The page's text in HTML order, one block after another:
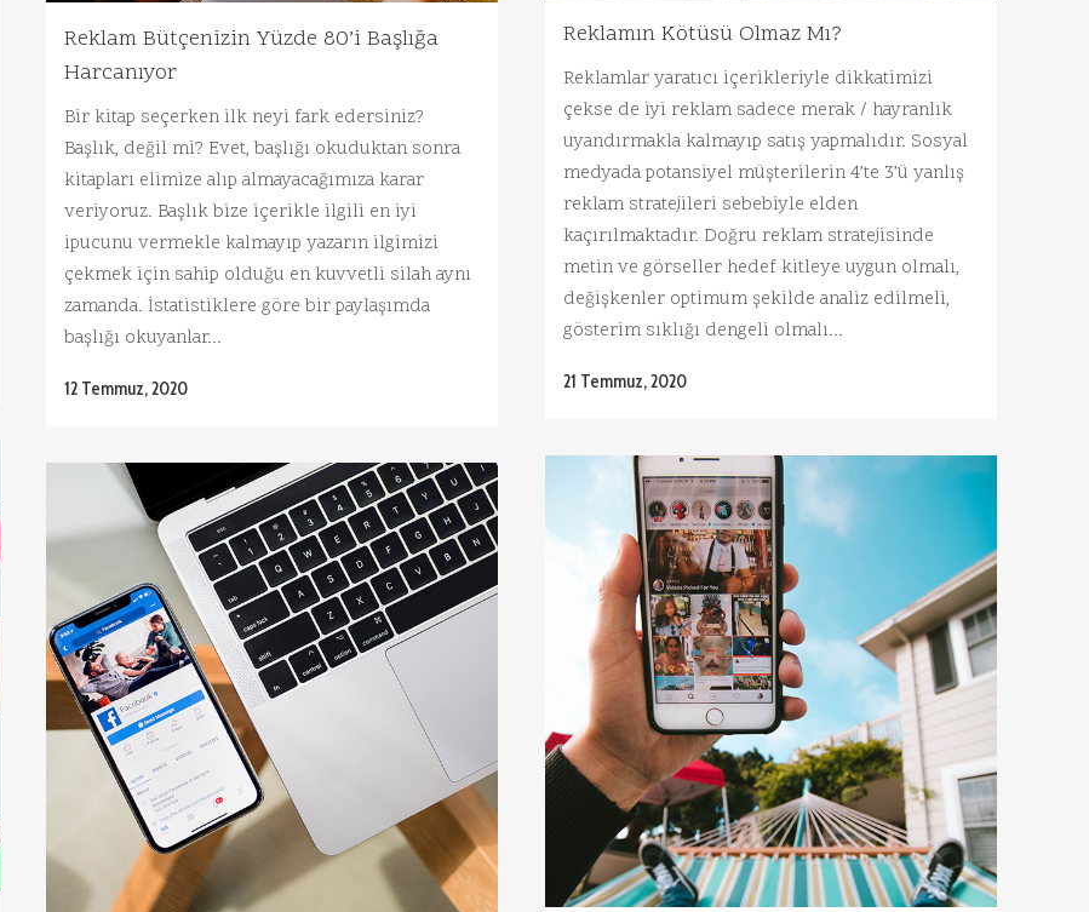
Reklamın Kötüsü Olmaz Mı?
Reklamlar yaratıcı içerikleriyle dikkatimizi
çekse de iyi reklam sadece merak / hayranlık
uyandırmakla kalmayıp satış yapmalıdır. Sosyal
medyada potansiyel müşterilerin 4’te 3’ü yanlış
reklam stratejileri sebebiyle elden
kaçırılmaktadır. Doğru reklam stratejisinde
metin ve görseller hedef kitleye uygun olmalı,
değişkenler optimum şekilde analiz edilmeli,
gösterim sıklığı dengeli olmalı...
21 Temmuz, 2020
Reklam Bütçenizin Yüzde 80’i Başlığa
Harcanıyor
Bir kitap seçerken ilk neyi fark edersiniz?
Başlık, değil mi? Evet, başlığı okuduktan sonra
kitapları elimize alıp almayacağımıza karar
veriyoruz. Başlık bize içerikle ilgili en iyi
ipucunu vermekle kalmayıp yazarın ilgimizi
çekmek için sahip olduğu en kuvvetli silah aynı
zamanda. İstatistiklere göre bir paylaşımda
başlığı okuyanlar...
12 Temmuz, 2020